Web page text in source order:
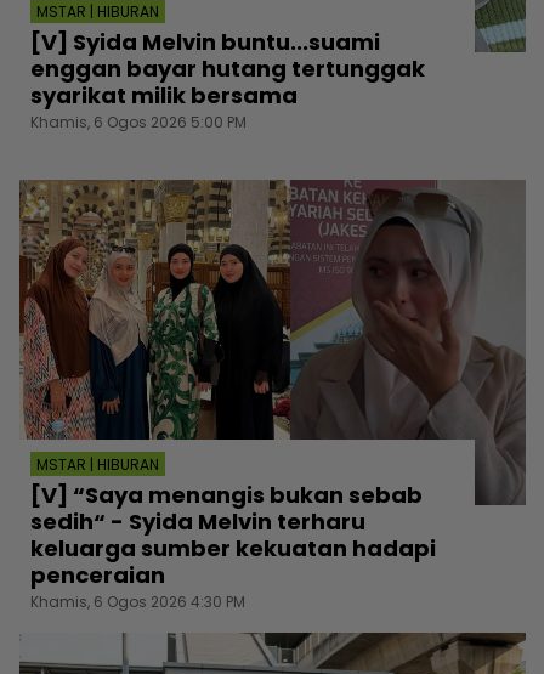
MSTAR | HIBURAN
[V] Syida Melvin buntu...suami
enggan bayar hutang tertunggak
syarikat milik bersama
Khamis, 6 Ogos 2026 5:00 PM
MSTAR | HIBURAN
[V] “Saya menangis bukan sebab
sedih“ - Syida Melvin terharu
keluarga sumber kekuatan hadapi
penceraian
Khamis, 6 Ogos 2026 4:30 PM